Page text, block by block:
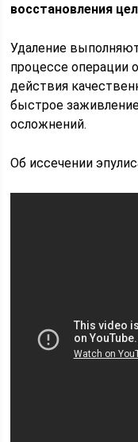
восстановления
Удаление
процессе операции
действия
быстрое
осложнений.
Об иссечении